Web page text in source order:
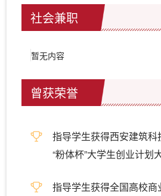
社会兼职
暂无内容
曾获荣誉
指导学生获得西安建筑
“粉体杯”大学生创业计划
指导学生获得全国高校